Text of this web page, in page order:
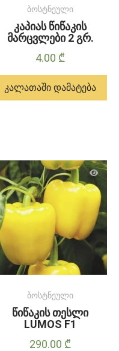
ბოსტნეული
კაპიას წიწაკის
მარცვლები 2 გრ.
4.00 ₾
კალათაში დამატება
ბოსტნეული
წიწაკის თესლი
LUMOS F1
290.00 ₾